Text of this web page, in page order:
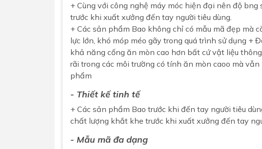
Combo thiết bị vệ
+ Cùng với công nghệ máy móc hiện đại nên độ
trước khi xuất xưởng đến tay người tiêu dùng.
+ Các sản phẩm Bao không chỉ có mẫu mã đẹp mà
lực lớn, khó móp méo gãy trong quá trình sử dụng +
khả năng cống ăn mòn cao hơn bất cứ vật liệu
rãi trong các môi trường có tính ăn mòn caoo mà
phẩm
- Thiết kế tinh tế
+ Các sản phẩm Bao trước khi đến tay người tiêu
chất lượng khắt khe trước khi xuất xưởng đến tay
- Mẫu mã đa dạng